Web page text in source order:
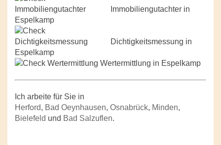
Immobiliengutachter in
Espelkamp
Dichtigkeitsmessung in
Espelkamp
Wertermittlung in Espelkamp
Ich arbeite für Sie in
Herford, Bad Oeynhausen, Osnabrück, Minden,
Bielefeld und Bad Salzuflen.